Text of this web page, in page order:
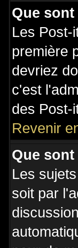
Que
Les Post-
première
devriez
c'est
des Post-
Revenir
Que
Les
soit par